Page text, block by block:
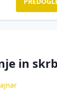
in